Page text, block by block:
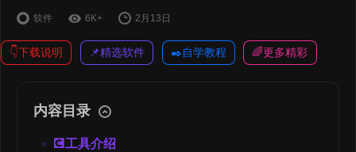
软件 6K+ 2月13日
👇下载说明 📌精选软件 ✒️自学教程 🌈更多精彩
内容目录
💽工具介绍